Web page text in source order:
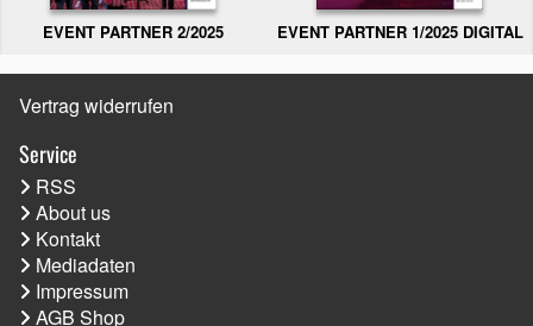
EVENT PARTNER 2/2025 EVENT PARTNER 1/2025 DIGITAL
Vertrag widerrufen
Service
RSS
About us
Kontakt
Mediadaten
Impressum
AGB Shop